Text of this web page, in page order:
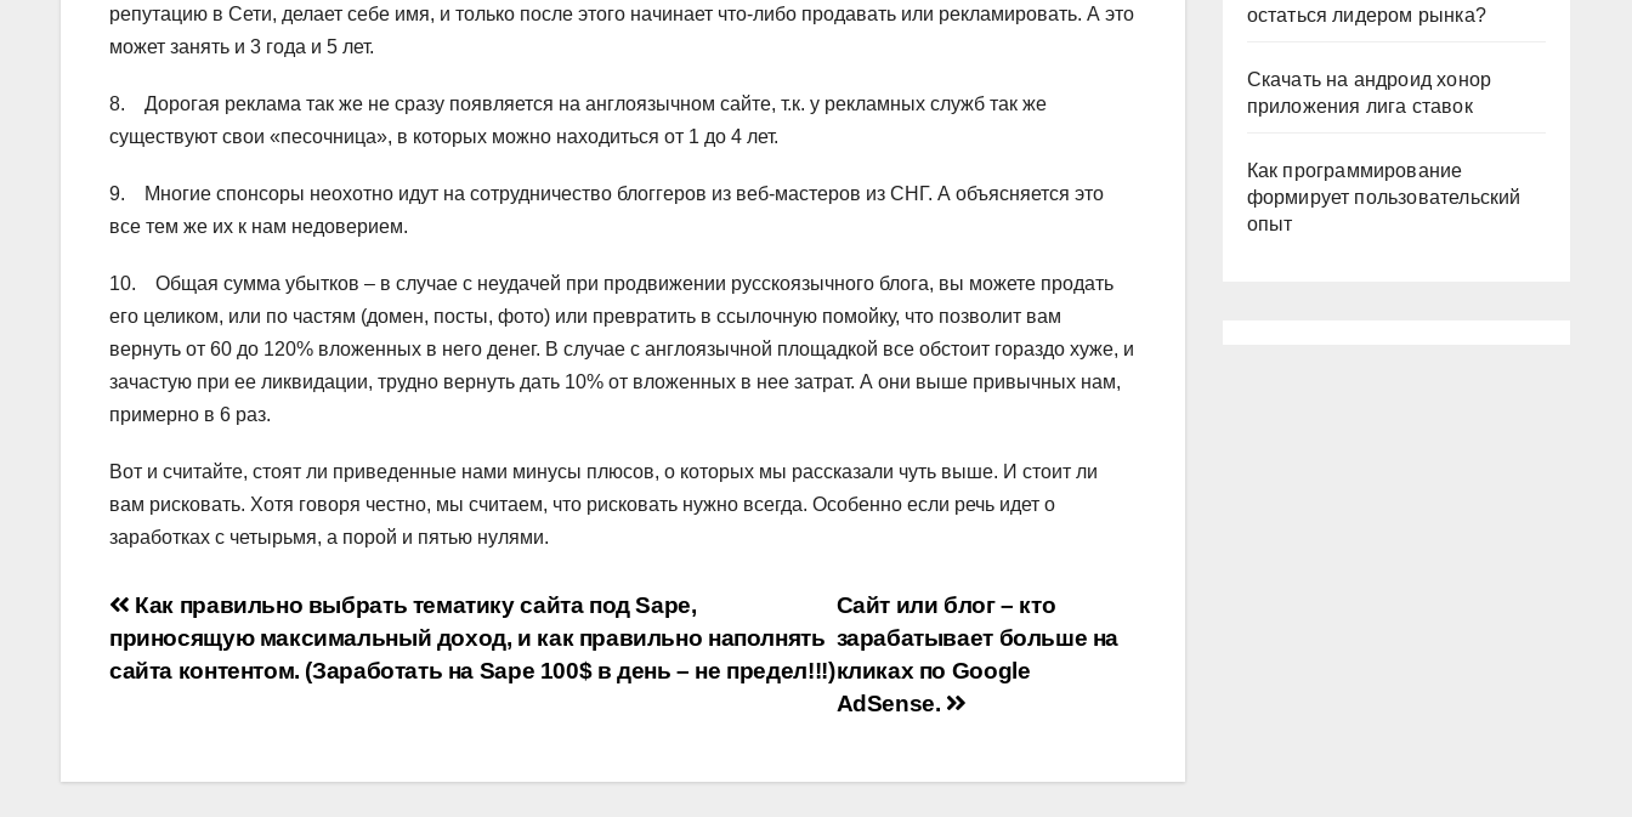
репутацию в Сети, делает себе имя, и только после этого начинает что-либо продавать или рекламировать. А это
может занять и 3 года и 5 лет.
8. Дорогая реклама так же не сразу появляется на англоязычном сайте, т.к. у рекламных служб так же
существуют свои «песочница», в которых можно находиться от 1 до 4 лет.
9. Многие спонсоры неохотно идут на сотрудничество блоггеров из веб-мастеров из СНГ. А объясняется это
все тем же их к нам недоверием.
10. Общая сумма убытков – в случае с неудачей при продвижении русскоязычного блога, вы можете продать
его целиком, или по частям (домен, посты, фото) или превратить в ссылочную помойку, что позволит вам
вернуть от 60 до 120% вложенных в него денег. В случае с англоязычной площадкой все обстоит гораздо хуже, и
зачастую при ее ликвидации, трудно вернуть дать 10% от вложенных в нее затрат. А они выше привычных нам,
примерно в 6 раз.
Вот и считайте, стоят ли приведенные нами минусы плюсов, о которых мы рассказали чуть выше. И стоит ли
вам рисковать. Хотя говоря честно, мы считаем, что рисковать нужно всегда. Особенно если речь идет о
заработках с четырьмя, а порой и пятью нулями.
Навигация
по
Сайт или блог – кто
зарабатывает больше на
кликах по Google
AdSense.
Как правильно выбрать тематику сайта под Sape,
приносящую максимальный доход, и как правильно наполнять
сайта контентом. (Заработать на Sape 100$ в день – не предел!!!)
остаться лидером рынка?
Скачать на андроид хонор
приложения лига ставок
Как программирование
формирует пользовательский
опыт